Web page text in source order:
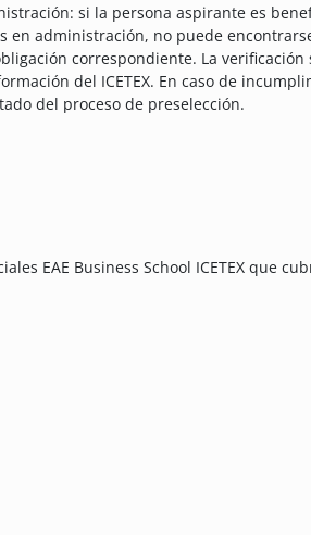
si la persona aspirante es
en administración, no puede
correspondiente. La verificación
del ICETEX. En caso de
del proceso de preselección.
EAE Business School ICETEX que